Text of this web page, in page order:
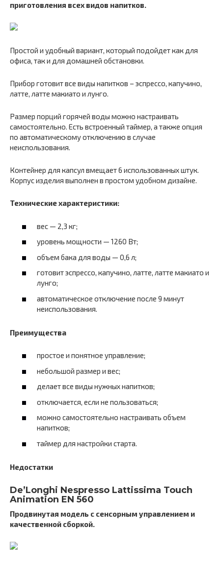
приготовления всех видов напитков.
Простой и удобный вариант, который подойдет как для
офиса, так и для домашней обстановки.
Прибор готовит все виды напитков – эспрессо, капучино,
латте, латте макиато и лунго.
Размер порций горячей воды можно настраивать
самостоятельно. Есть встроенный таймер, а также опция
по автоматическому отключению в случае
неиспользования.
Контейнер для капсул вмещает 6 использованных штук.
Корпус изделия выполнен в простом удобном дизайне.
Технические характеристики:
вес — 2,3 кг;
уровень мощности — 1260 Вт;
объем бака для воды — 0,6 л;
готовит эспрессо, капучино, латте, латте макиато и
лунго;
автоматическое отключение после 9 минут
неиспользования.
Преимущества
простое и понятное управление;
небольшой размер и вес;
делает все виды нужных напитков;
отключается, если не пользоваться;
можно самостоятельно настраивать объем
напитков;
таймер для настройки старта.
Недостатки
De’Longhi Nespresso Lattissima Touch
Animation EN 560
Продвинутая модель с сенсорным управлением и
качественной сборкой.